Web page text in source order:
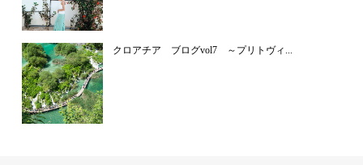
クロアチア ブログvol7 ～プリトヴィ...